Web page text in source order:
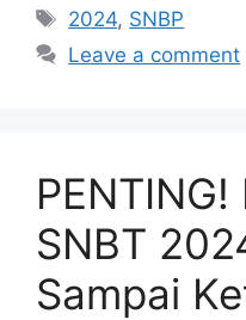
2024, SNBP
Leave a comment
SNBT
Sampai